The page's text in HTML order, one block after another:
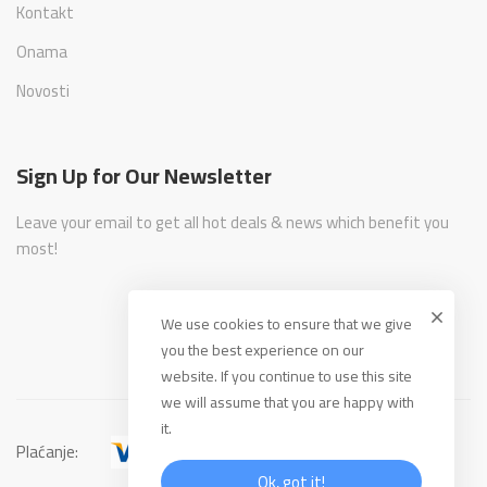
Kontakt
Onama
Novosti
Sign Up for Our Newsletter
Leave your email to get all hot deals & news which benefit you
most!
Plaćanje:
We use cookies to ensure that we give
you the best experience on our
website. If you continue to use this site
we will assume that you are happy with
it.